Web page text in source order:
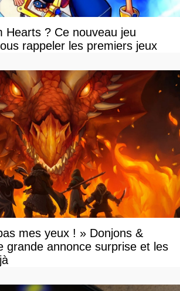
Hearts ? Ce nouveau jeu
rappeler les premiers jeux
mes yeux ! » Donjons &
grande annonce surprise et les